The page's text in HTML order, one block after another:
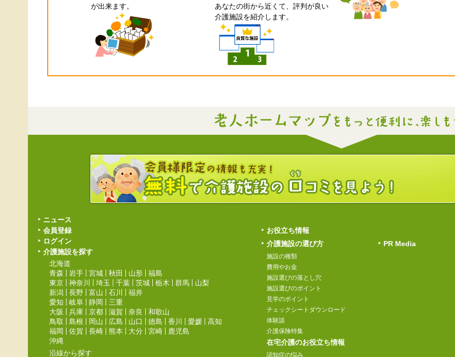
が出来ます。
あなたの街から近くて、評判が良い
介護施設を紹介します。
ニュース
会員登録
ログイン
介護施設を探す
北海道
青森
岩手 宮城 秋田 山形
福島
東京
神奈川 埼玉 千葉 茨城 栃木 群馬
山梨
新潟
長野 富山 石川
福井
愛知
岐阜 静岡
三重
大阪
兵庫 京都 滋賀 奈良
和歌山
鳥取
島根 岡山 広島 山口 徳島 香川 愛媛
高知
福岡
佐賀 長崎 熊本 大分 宮崎
鹿児島
沖縄
沿線から探す
お役立ち情報
介護施設の選び方
施設の種類
費用やお金
施設選びの落とし穴
施設選びのポイント
見学のポイント
チェックシートダウンロード
体験談
介護保険特集
在宅介護のお役立ち情報
認知症の悩み
PR Media